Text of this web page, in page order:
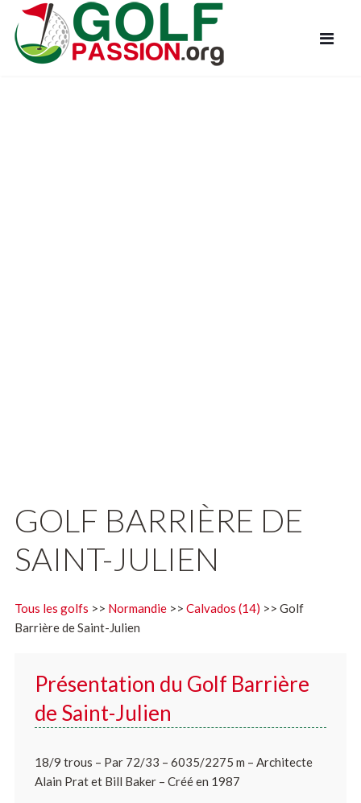
GOLF BARRIÈRE DE
SAINT-JULIEN
Tous les golfs >> Normandie>> Calvados (14) >> Golf
Barrière de Saint-Julien
Présentation du Golf Barrière
de Saint-Julien
18/9 trous – Par 72/33 – 6035/2275 m – Architecte
Alain Prat et Bill Baker – Créé en 1987